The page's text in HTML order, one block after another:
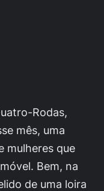
Rodas,
mês, uma
mulheres que
Bem, na
de uma loira